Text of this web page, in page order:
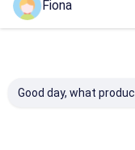
Fiona
Good day, what